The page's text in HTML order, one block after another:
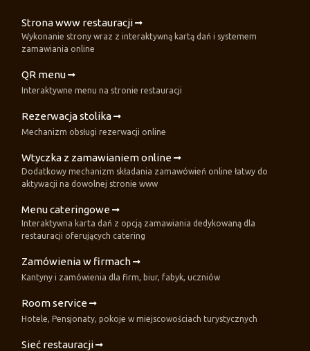
Strona www restauracji
Wykonanie strony wraz z interaktywną kartą dań i systemem
zamawiania online
QR menu
Interaktywne menu na stronie restauracji
Rezerwacja stolika
Mechanizm obsługi rezerwacji online
Wtyczka z zamawianiem online
Dodatkowy mechanizm składania zamawówień online łatwy do
aktywacji na dowolnej stronie www
Menu cateringowe
Interaktywna karta dań z opcją zamawiania dedykowaną dla
restauracji oferujących catering
Zamówienia w firmach
Kantyny i zamówienia dla firm, biur, fabyk, uczniów
Room service
Hotele, Pensjonaty, pokoje w miejscowościach turystycznych
Sieć restauracji